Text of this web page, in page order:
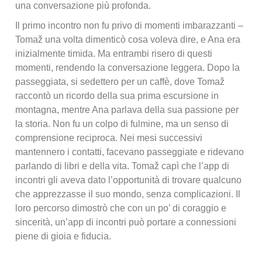
una conversazione più profonda.
Il primo incontro non fu privo di momenti imbarazzanti –
Tomaž una volta dimenticò cosa voleva dire, e Ana era
inizialmente timida. Ma entrambi risero di questi
momenti, rendendo la conversazione leggera. Dopo la
passeggiata, si sedettero per un caffè, dove Tomaž
raccontò un ricordo della sua prima escursione in
montagna, mentre Ana parlava della sua passione per
la storia. Non fu un colpo di fulmine, ma un senso di
comprensione reciproca. Nei mesi successivi
mantennero i contatti, facevano passeggiate e ridevano
parlando di libri e della vita. Tomaž capì che l’app di
incontri gli aveva dato l’opportunità di trovare qualcuno
che apprezzasse il suo mondo, senza complicazioni. Il
loro percorso dimostrò che con un po’ di coraggio e
sincerità, un’app di incontri può portare a connessioni
piene di gioia e fiducia.